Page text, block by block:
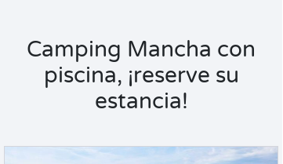
Camping Mancha con
piscina, ¡reserve su
estancia!